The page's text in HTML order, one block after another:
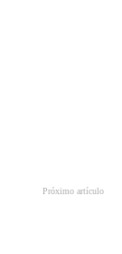
Próximo artículo